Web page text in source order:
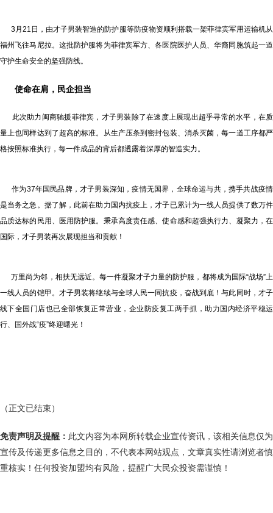
3月21日，由才子男装智造的防护服等防疫物资顺利搭载一架菲律宾军用运输机从
福州飞往马尼拉。这批防护服将为菲律宾军方、各医院医护人员、华裔同胞筑起一道
守护生命安全的坚强防线。
使命在肩 ，民企担当
此次助力闽商驰援菲律宾，才子男装除了在速度上展现出超乎寻常的水平，在质
量上也同样达到了超高的标准。从生产压条到密封包装、消杀灭菌，每一道工序都严
格按照标准执行，每一件成品的背后都透露着深厚的智造实力。
作为37年国民品牌，才子男装深知，疫情无国界，全球命运与共，携手共战疫情
是当务之急。据了解，此前在助力国内抗疫上，才子已累计为一线人员提供了数万件
品质达标的民用、医用防护服。秉承高度责任感、使命感和超强执行力、凝聚力，在
国际，才子男装再次展现担当和贡献！
万里尚为邻，相扶无远近。每一件凝聚才子力量的防护服，都将成为国际“战场”上
一线人员的铠甲。才子男装将继续与全球人民一同抗疫，奋战到底！与此同时，才子
线下全国门店也已全部恢复正常营业，企业防疫复工两手抓，助力国内经济平稳运
行、国外战“疫”终迎曙光！
（正文已结束）
免责声明及提醒： 此文内容为本网所转载企业宣传资讯，该相关信息仅为
宣传及传递更多信息之目的，不代表本网站观点，文章真实性请浏览者慎
重核实！任何投资加盟均有风险，提醒广大民众投资需谨慎！